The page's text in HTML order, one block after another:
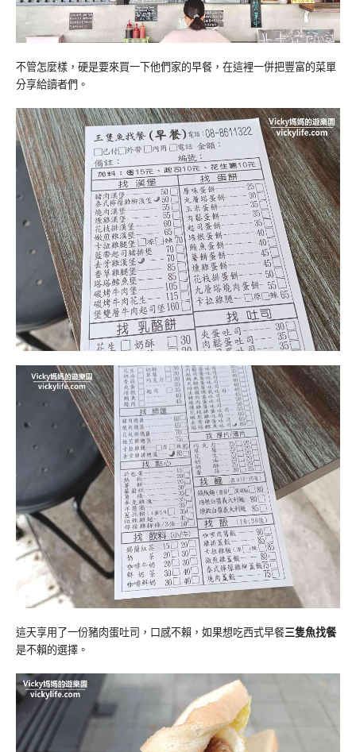
不管怎麼樣，硬是要來買一下他們家的早餐，在這裡一併把豐富的菜單
分享給讀者們。
這天享用了一份豬肉蛋吐司，口感不賴，如果想吃西式早餐三隻魚找餐
是不賴的選擇。